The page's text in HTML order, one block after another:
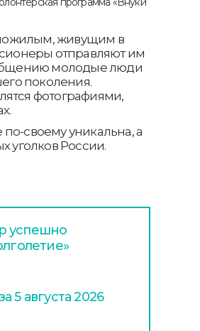
живущим в
отправляют им
молодые люди
поколения.
фотографиями,
своему уникальна, а
уголков России.
успешно
5 августа 2026